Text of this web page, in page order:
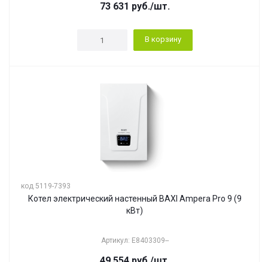
73 631 руб./шт.
В корзину
код 5119-7393
Котел электрический настенный BAXI Ampera Pro 9 (9
кВт)
Артикул: E8403309--